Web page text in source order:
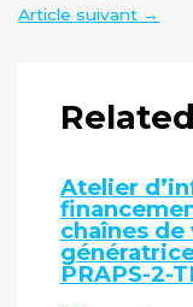
Article suivant →
Atelier
chaînes
PRAPS-2-